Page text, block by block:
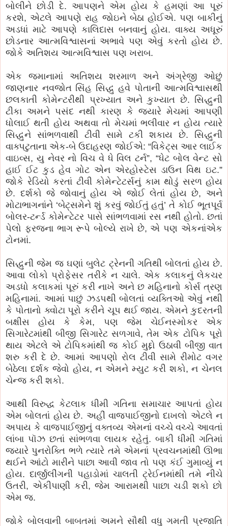
બોલીને છોડી દે. આપણને એમ હોય કે હમણાં આ પૂરું
કરશે, એટલે આપણે રાહ જોઇને બેઠા હોઈએ. પણ બાકીનું
અડધાં માટે આપણે કાલિદાસ બનવાનું હોય. વાક્ય અધૂરું
છોડનાર આત્મવિશ્વાસનાં અભાવે પણ એવું કરતો હોય છે.
જોકે અતિશય આત્મવિશ્વાસ પણ ખરાબ.
એક જમાનામાં અતિશય શરમાળ અને અંગ્રેજી ઓછું
જાણનાર નવજોત સિંહ સિદ્ધુ હવે પોતાની આત્મવિશ્વાસથી
છલકાતી કોમેન્ટરીથી પ્રખ્યાત અને કુખ્યાત છે. સિદ્ધુની
ટીકા અમને પસંદ નથી કારણ કે જયારે મેચમાં આપણી
ધોલાઈ થતી હોય અથવા તો મેચમાં ભલીવાર ન હોય ત્યારે
સિદ્ધુને સાંભળવાથી ટીવી સામે ટકી શકાય છે. સિદ્ધુની
વાક્પટુતાના એક-બે ઉદાહરણ જોઈએ: “વિકેટ્સ આર લાઈક
વાઇવ્સ, યુ નેવર નો વિચ વે ધે વિલ ટર્ન”, “ધેટ બોલ વેન્ટ સો
હાઈ ઈટ કુડ હેવ ગોટ એન એરહોસ્ટેસ ડાઉન વિથ ઇટ.”
જોકે રેડિયો કરતાં ટીવી કોમેન્ટેટર્સનું કામ થોડું સરળ હોય
છે. દર્શકો જે જોવાનું હોય એ જોઈ લેતાં હોય છે, અને
મોટાભાગનાંને ‘બેટ્સમેને શું કરવું જોઈતું હતું’ તે કોઈ ભૂતપૂર્વ
બોલર-ટર્ન્ડ કોમેન્ટેટર પાસે સાંભળવામાં રસ નથી હોતો. છતાં
પેલો ફરજના ભાગ રૂપે બોલ્યે રાખે છે, એ પણ એકનાંએક
ટોનમાં.
સિદ્ધુની જેમ જ ઘણાં બુલેટ ટ્રેનની ગતિથી બોલતાં હોય છે.
આવા લોકો પ્રોફેસર તરીકે ન ચાલે. એક કલાકનું લેકચર
અડધો કલાકમાં પૂરું કરી નાખે અને છ મહિનાનો કોર્સ ત્રણ
મહિનામાં. આમાં પાછું ઝડપથી બોલતાં વ્યક્તિઓ એવું નથી
કે પોતાનો ક્વોટા પૂરો કરીને ચૂપ થઈ જાય. એમને કુદરતની
બક્ષીસ હોય કે કેમ, પણ જેમ ચેઈનસ્મોકર એક
સિગારેટમાંથી બીજી સિગારેટ સળગાવે, તેમ એક ટોપિક પૂરો
થાય એટલે એ ટોપિકમાંથી જ કોઈ મુદ્દો ઉઠાવી બીજી વાત
શરુ કરી દે છે. આમાં આપણો રોલ ટીવી સામે રીમોટ વગર
બેઠેલા દર્શક જેવો હોય, ન એમને મ્યુટ કરી શકો, ન ચેનલ
ચેન્જ કરી શકો.
આથી વિરુદ્ધ કેટલાક ધીમી ગતિના સમાચાર આપતાં હોય
એમ બોલતાં હોય છે. અહીં વાજપાઈજીનો દાખલો એટલે ન
અપાય કે વાજપાઈજીનું વક્તવ્ય એમનાં વચ્ચે વચ્ચે આવતાં
લાંબા પૉઝ છતાં સાંભળવા લાયક રહેતું. બાકી ધીમી ગતિમાં
જ્યારે પુનરોક્તિ ભળે ત્યારે તમે એમનાં પ્રવચનમાંથી ઊભા
થઈને આંટો મારીને પાછા આવી જાવ તો પણ કંઈ ગુમાવ્યું ન
હોય. દાર્જીલીંગની પહાડોમાં ચાલતી ટ્રેઈનમાંથી તમે નીચે
ઉતરી, એકીપાણી કરી, જેમ આરામથી પાછા ચડી શકો છો
એમ જ.
જોકે બોલવાની બાબતમાં અમને સૌથી વધુ ગમતી પ્રજાતિ